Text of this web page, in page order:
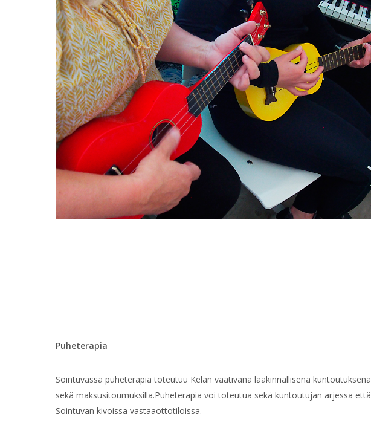
Puheterapia
Sointuvassa puheterapia toteutuu Kelan vaativana lääkinnällisenä kuntoutuksena
sekä maksusitoumuksilla.Puheterapia voi toteutua sekä kuntoutujan arjessa että
Sointuvan kivoissa vastaaottotiloissa.